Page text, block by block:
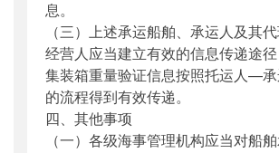
息。
（三）上述承运船舶、承运人及其
经营人应当建立有效的信息传递途
集装箱重量验证信息按照托运人—
的流程得到有效传递。
四、其他事项
（一）各级海事管理机构应当对船